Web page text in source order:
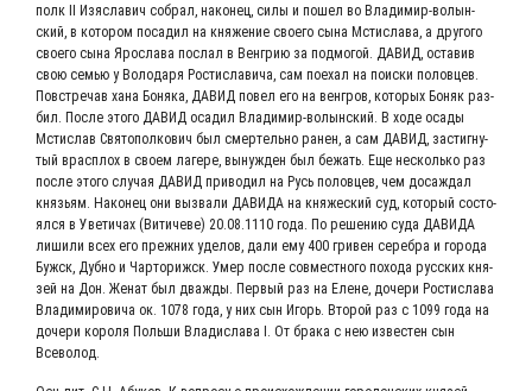
полк II Изя­с­ла­вич собрал, нако­нец, силы и пошел во Вла­ди­мир-волын­
ский, в кото­ром поса­дил на кня­же­ние сво­е­го сына Мсти­сла­ва, а дру­го­го
сво­е­го сына Яро­сла­ва послал в Вен­грию за под­мо­гой. ДАВИД, оста­вив
свою семью у Воло­да­ря Рости­сла­ви­ча, сам поехал на поис­ки полов­цев.
Повстре­чав хана Боня­ка, ДАВИД повел его на вен­гров, кото­рых Боняк раз­
бил. После это­го ДАВИД оса­дил Вла­ди­мир-волын­ский. В ходе оса­ды
Мсти­слав Свя­то­пол­ко­вич был смер­тель­но ранен, а сам ДАВИД, застиг­ну­
тый врас­плох в сво­ем лаге­ре, вынуж­ден был бежать. Еще несколь­ко раз
после это­го слу­чая ДАВИД при­во­дил на Русь полов­цев, чем доса­ждал
кня­зьям. Нако­нец они вызва­ли ДАВИ­ДА на кня­же­ский суд, кото­рый состо­
ял­ся в Уве­ти­чах (Вити­че­ве) 20.08.1110 года. По реше­нию суда ДАВИ­ДА
лиши­ли всех его преж­них уде­лов, дали ему 400 гри­вен сереб­ра и горо­да
Бужск, Дуб­но и Чарто­рижск. Умер после сов­мест­но­го похо­да рус­ских кня­
зей на Дон. Женат был два­жды. Пер­вый раз на Елене, доче­ри Рости­сла­ва
Вла­ди­ми­ро­ви­ча ок. 1078 года, у них сын Игорь. Вто­рой раз с 1099 года на
доче­ри коро­ля Поль­ши Вла­ди­сла­ва I. От бра­ка с нею изве­стен сын
Всеволод.